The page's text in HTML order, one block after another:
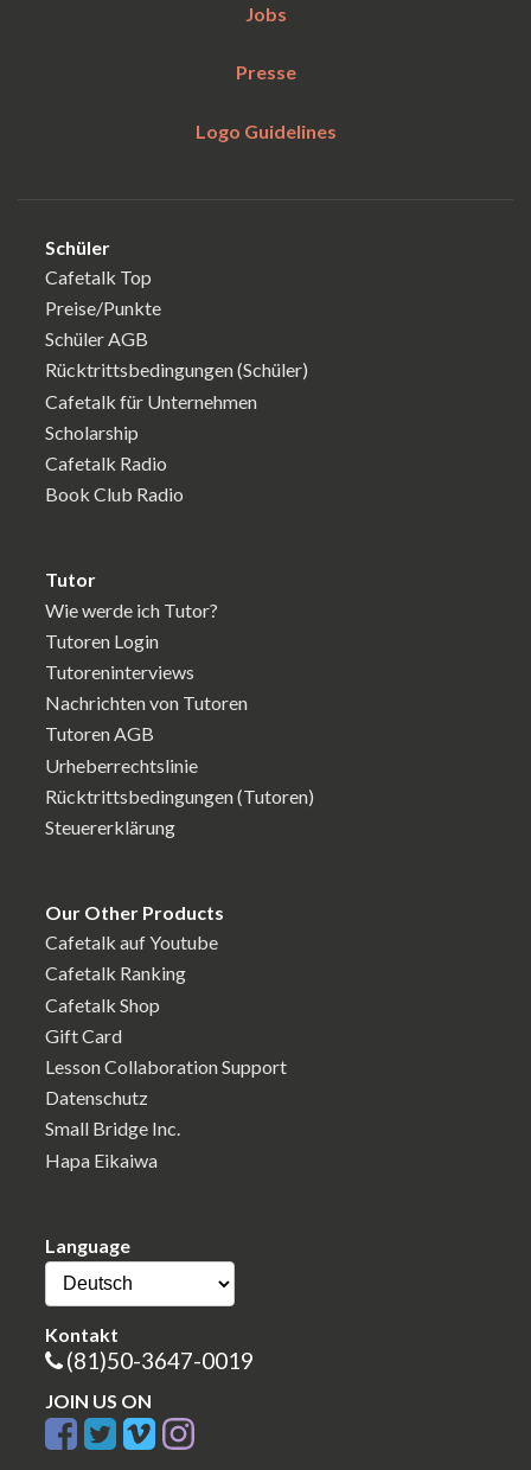
Jobs
Presse
Logo Guidelines
Schüler
Cafetalk Top
Preise/Punkte
Schüler AGB
Rücktrittsbedingungen (Schüler)
Cafetalk für Unternehmen
Scholarship
Cafetalk Radio
Book Club Radio
Tutor
Wie werde ich Tutor?
Tutoren Login
Tutoreninterviews
Nachrichten von Tutoren
Tutoren AGB
Urheberrechtslinie
Rücktrittsbedingungen (Tutoren)
Steuererklärung
Our Other Products
Cafetalk auf Youtube
Cafetalk Ranking
Cafetalk Shop
Gift Card
Lesson Collaboration Support
Datenschutz
Small Bridge Inc.
Hapa Eikaiwa
Language
Kontakt
(81)50-3647-0019
JOIN US ON